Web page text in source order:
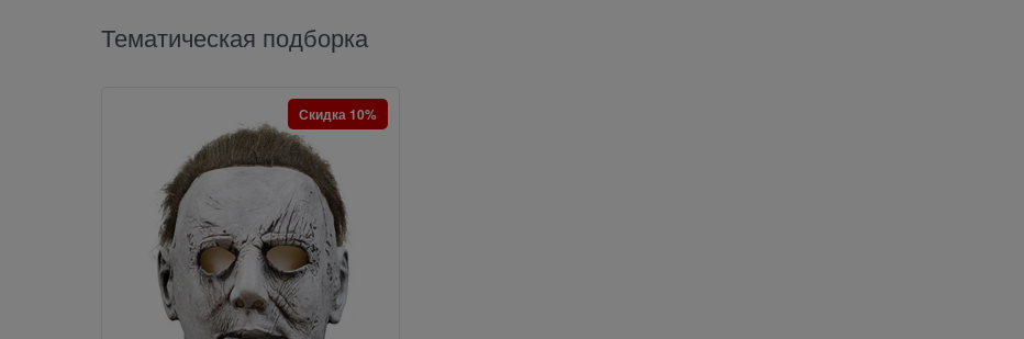
Тематическая подборка
Скидка 10%